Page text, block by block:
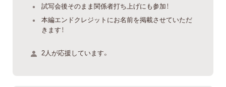
試写会後そのまま関係者打ち上げにも参加！
本編エンドクレジットにお名前を掲載させていただ
きます！
2人が応援しています。